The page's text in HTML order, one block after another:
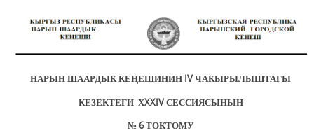
НАРЫН ШААРДЫК КЕҢЕШИНИН IVЧАКЫРЫЛЫШТАГЫ
КЕЗЕКТЕГИ ХXXIV СЕССИЯСЫНЫН
№ 6 ТОКТОМУ